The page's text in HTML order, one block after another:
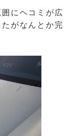
にヘコミが広
がなんとか完